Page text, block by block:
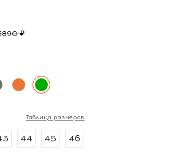
₽
Таблица размеров
44 45 46